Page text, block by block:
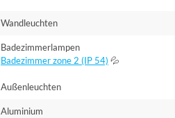
Wandleuchten
Badezimmerlampen
Badezimmer zone 2 (IP 54) 💦
Außenleuchten
Aluminium